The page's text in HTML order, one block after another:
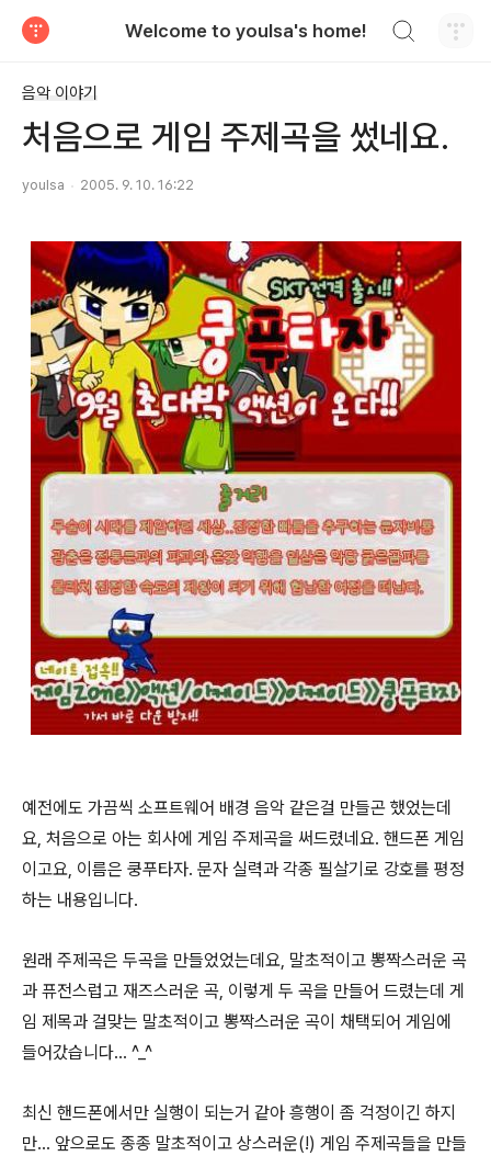
Welcome to youlsa's home!
음악 이야기
처음으로 게임 주제곡을 썼네요.
youlsa 2005. 9. 10. 16:22
예전에도 가끔씩 소프트웨어 배경 음악 같은걸 만들곤 했었는데
요, 처음으로 아는 회사에 게임 주제곡을 써드렸네요. 핸드폰 게임
이고요, 이름은 쿵푸타자. 문자 실력과 각종 필살기로 강호를 평정
하는 내용입니다.
원래 주제곡은 두곡을 만들었었는데요, 말초적이고 뽕짝스러운 곡
과 퓨전스럽고 재즈스러운 곡, 이렇게 두 곡을 만들어 드렸는데 게
임 제목과 걸맞는 말초적이고 뽕짝스러운 곡이 채택되어 게임에
들어갔습니다… ^_^
최신 핸드폰에서만 실행이 되는거 같아 흥행이 좀 걱정이긴 하지
만… 앞으로도 종종 말초적이고 상스러운(!) 게임 주제곡들을 만들